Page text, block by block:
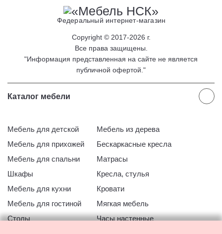
Федеральный интернет-магазин
Copyright © 2017-2026 г.
Все права защищены.
"Информация представленная на сайте не является
публичной офертой."
Каталог мебели
Мебель для детской
Мебель для прихожей
Мебель для спальни
Шкафы
Мебель для кухни
Мебель для гостиной
Столы
Мебель из дерева
Бескаркасные кресла
Матрасы
Кресла, стулья
Кровати
Мягкая мебель
Часы настенные